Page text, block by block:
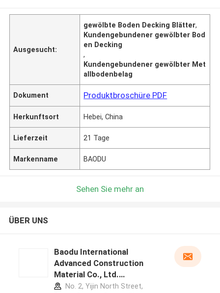
Ausgesucht:
gewölbte Boden Decking Blätter,
Kundengebundener gewölbter Bod
en Decking
,
Kundengebundener gewölbter Met
allbodenbelag
Dokument Produktbroschüre PDF
Herkunftsort Hebei, China
Lieferzeit 21 Tage
Markenname BAODU
Sehen Sie mehr an
ÜBER UNS
Baodu International
Advanced Construction
Material Co., Ltd.
Herstellerprofil
No. 2, Yijin North Street,